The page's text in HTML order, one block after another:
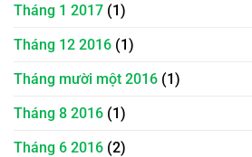
Tháng 1 2017 (1)
Tháng 12 2016 (1)
Tháng mười một 2016 (1)
Tháng 8 2016 (1)
Tháng 6 2016 (2)